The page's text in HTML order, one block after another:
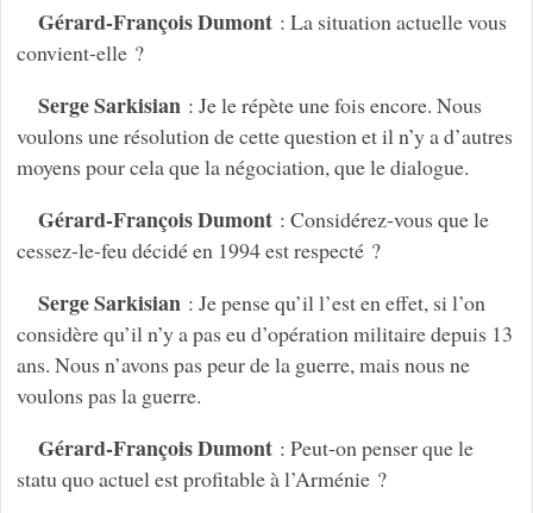
Gérard-François Dumont: La situation actuelle vous
convient-elle ?
Serge Sarkisian: Je le répète une fois encore. Nous
voulons une résolution de cette question et il n’y a d’autres
moyens pour cela que la négociation, que le dialogue.
Gérard-François Dumont: Considérez-vous que le
cessez-le-feu décidé en 1994 est respecté ?
Serge Sarkisian: Je pense qu’il l’est en effet, si l’on
considère qu’il n’y a pas eu d’opération militaire depuis 13
ans. Nous n’avons pas peur de la guerre, mais nous ne
voulons pas la guerre.
Gérard-François Dumont: Peut-on penser que le
statu quo actuel est profitable à l’Arménie ?